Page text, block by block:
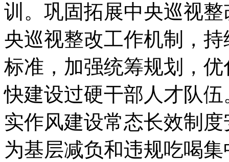
训。巩固拓展中央巡视
央巡视整改工作机制，
标准，加强统筹规划，
快建设过硬干部人才队
实作风建设常态长效制
为基层减负和违规吃喝